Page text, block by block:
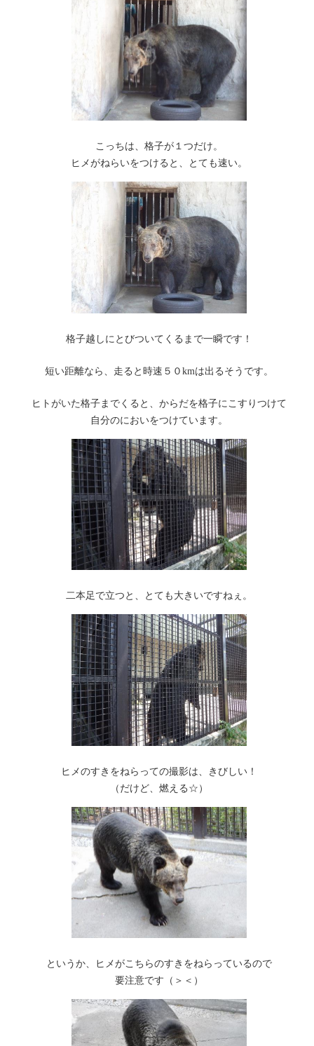
こっちは、格子が１つだけ。
ヒメがねらいをつけると、とても速い。
格子越しにとびついてくるまで一瞬です！
短い距離なら、走ると時速５０kmは出るそうです。
ヒトがいた格子までくると、からだを格子にこすりつけて
自分のにおいをつけています。
二本足で立つと、とても大きいですねぇ。
ヒメのすきをねらっての撮影は、きびしい！
（だけど、燃える☆）
というか、ヒメがこちらのすきをねらっているので
要注意です（＞＜）